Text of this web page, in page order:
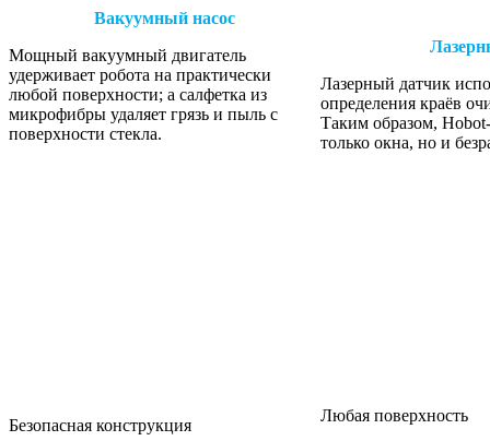
Вакуумный насос
Мощный вакуумный двигатель
удерживает робота на практически
любой поверхности; а салфетка из
микрофибры удаляет грязь и пыль с
поверхности стекла.
Лазерный датчик
определения краёв
Таким образом,
только окна, но и
Безопасная конструкция
Любая поверхность